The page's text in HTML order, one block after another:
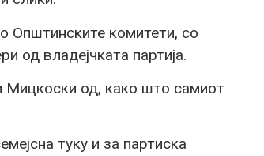
комитети, со
од владејчката партија.
Мицкоски од, како што самиот
туку и за партиска